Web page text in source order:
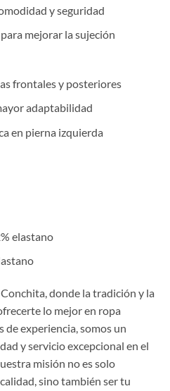
y seguridad
mejorar la sujeción
frontales y posteriores
adaptabilidad
en pierna izquierda
elastano
donde la tradición y la
lo mejor en ropa
de experiencia, somos un
y servicio excepcional en el
misión no es solo
sino también ser tu